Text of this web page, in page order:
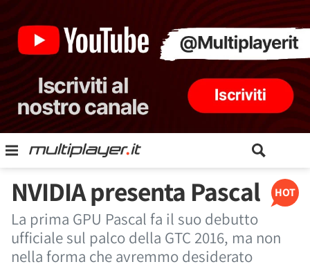
HOT
NVIDIA presenta Pascal
La prima GPU Pascal fa il suo debutto
ufficiale sul palco della GTC 2016, ma non
nella forma che avremmo desiderato